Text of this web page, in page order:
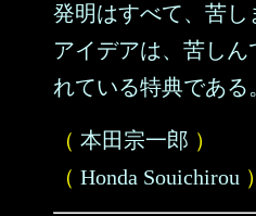
発明はすべて、苦し
アイデアは、苦し
れている特典である
（ 本田宗一郎 ）
（ Honda Souichirou ）